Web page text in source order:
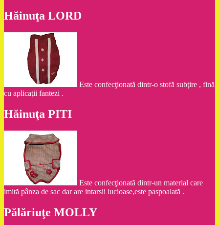
Hăinuţa LORD
Este confecţionată dintr-o stofă subţire , fină
cu aplicaţii fantezi .
Hăinuţa PITI
Este confecţionată dintr-un material care
imită pânza de sac dar are intarsii lucioase,este paspoalată .
Pălăriuţe MOLLY